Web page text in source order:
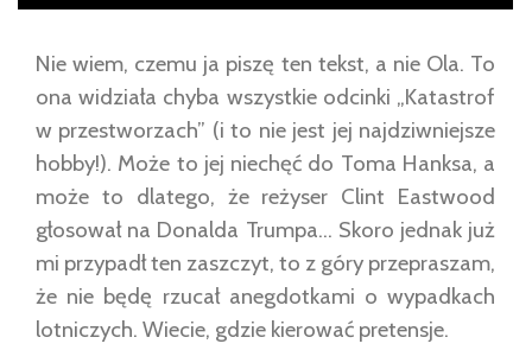
Nie wiem, czemu ja piszę ten tekst, a nie Ola. To
ona widziała chyba wszystkie odcinki „Katastrof
w przestworzach” (i to nie jest jej najdziwniejsze
hobby!). Może to jej niechęć do Toma Hanksa, a
może to dlatego, że reżyser Clint Eastwood
głosował na Donalda Trumpa… Skoro jednak już
mi przypadł ten zaszczyt, to z góry przepraszam,
że nie będę rzucał anegdotkami o wypadkach
lotniczych. Wiecie, gdzie kierować pretensje.